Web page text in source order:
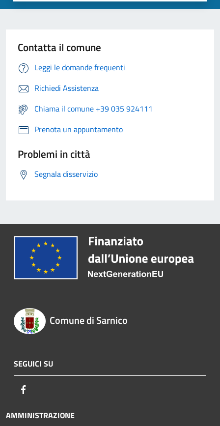
Contatta il comune
Leggi le domande frequenti
Richiedi Assistenza
Chiama il comune +39 035 924111
Prenota un appuntamento
Problemi in città
Segnala disservizio
Comune di Sarnico
SEGUICI SU
AMMINISTRAZIONE